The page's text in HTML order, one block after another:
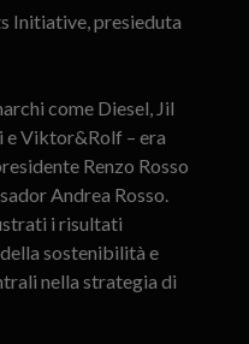
Initiative, presieduta
come Diesel, Jil
e Viktor&Rolf – era
Renzo Rosso
Andrea Rosso.
i risultati
sostenibilità e
nella strategia di